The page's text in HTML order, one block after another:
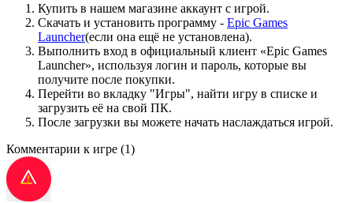
Купить в нашем магазине аккаунт с игрой.
Скачать и установить программу - Epic Games
Launcher(если она ещё не установлена).
Выполнить вход в официальный клиент «Epic Games
Launcher», используя логин и пароль, которые вы
получите после покупки.
Перейти во вкладку "Игры", найти игру в списке и
загрузить её на свой ПК.
После загрузки вы можете начать наслаждаться игрой.
Комментарии к игре (1)